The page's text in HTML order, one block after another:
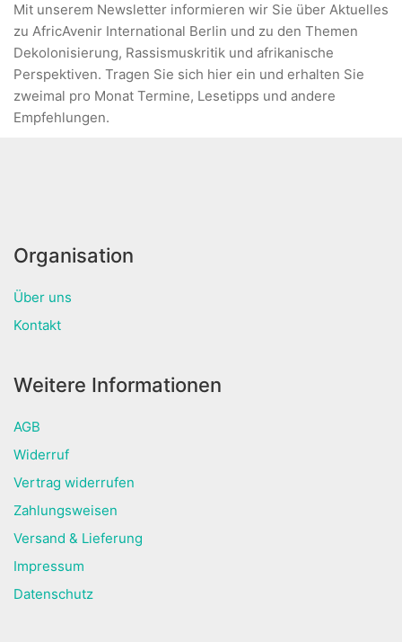
Mit unserem Newsletter informieren wir Sie über Aktuelles
zu AfricAvenir International Berlin und zu den Themen
Dekolonisierung, Rassismuskritik und afrikanische
Perspektiven. Tragen Sie sich hier ein und erhalten Sie
zweimal pro Monat Termine, Lesetipps und andere
Empfehlungen.
Organisation
Über uns
Kontakt
Weitere Informationen
AGB
Widerruf
Vertrag widerrufen
Zahlungsweisen
Versand & Lieferung
Impressum
Datenschutz